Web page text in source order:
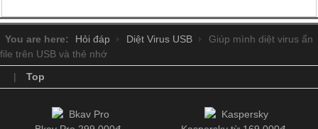
You are here: Hỏi đáp Diệt Virus USB
Giúp mình diệt virus ẩn
file trên USB và thẻ nhớ
|
Top